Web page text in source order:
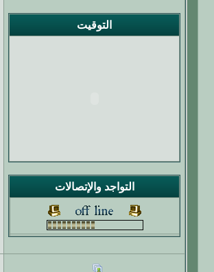
التوقيت
التواجد والإتصالات